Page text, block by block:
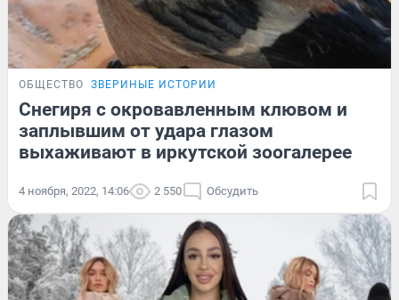
ОБЩЕСТВО ЗВЕРИНЫЕ ИСТОРИИ
Снегиря с окровавленным клювом и
заплывшим от удара глазом
выхаживают в иркутской зоогалерее
4 ноября, 2022, 14:06 2 550 Обсудить